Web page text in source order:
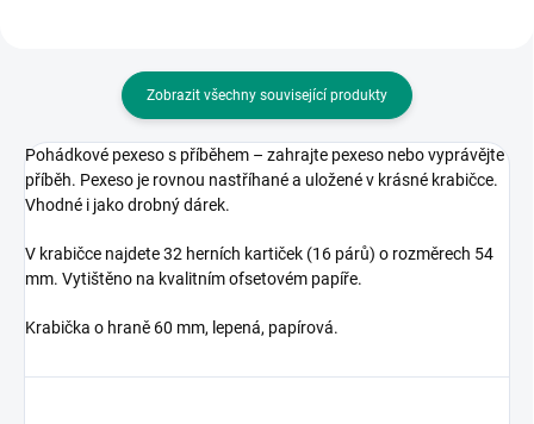
Zobrazit všechny související produkty
Pohádkové pexeso s příběhem – zahrajte pexeso nebo vyprávějte
příběh. Pexeso je rovnou nastříhané a uložené v krásné krabičce.
Vhodné i jako drobný dárek.
V krabičce najdete 32 herních kartiček (16 párů) o rozměrech 54
mm. Vytištěno na kvalitním ofsetovém papíře.
Krabička o hraně 60 mm, lepená, papírová.